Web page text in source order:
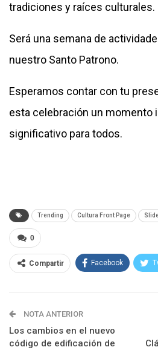
tradiciones y raíces culturales.
Será una semana de
nuestro Santo Patrono.
Esperamos contar con tu
esta celebración un momento
significativo para todos.
Trending Cultura Front Page
0
Compartir Facebook
NOTA ANTERIOR
Los cambios en el nuevo
código de edificación de